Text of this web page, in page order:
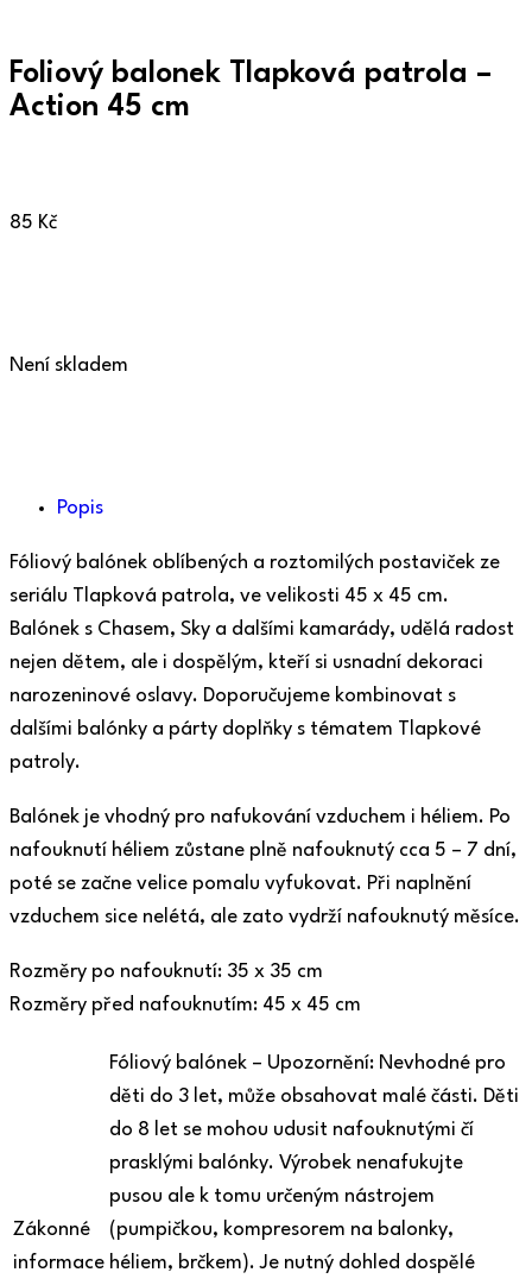
Foliový balonek Tlapková patrola –
Action 45 cm
85 Kč
Není skladem
Popis
Fóliový balónek oblíbených a roztomilých postaviček ze
seriálu Tlapková patrola, ve velikosti 45 x 45 cm.
Balónek s Chasem, Sky a dalšími kamarády, udělá radost
nejen dětem, ale i dospělým, kteří si usnadní dekoraci
narozeninové oslavy. Doporučujeme kombinovat s
dalšími balónky a párty doplňky s tématem Tlapkové
patroly.
Balónek je vhodný pro nafukování vzduchem i héliem. Po
nafouknutí héliem zůstane plně nafouknutý cca 5 – 7 dní,
poté se začne velice pomalu vyfukovat. Při naplnění
vzduchem sice nelétá, ale zato vydrží nafouknutý měsíce.
Rozměry po nafouknutí: 35 x 35 cm
Rozměry před nafouknutím: 45 x 45 cm
Zákonné
informace
Fóliový balónek – Upozornění: Nevhodné pro
děti do 3 let, může obsahovat malé části. Děti
do 8 let se mohou udusit nafouknutými čí
prasklými balónky. Výrobek nenafukujte
pusou ale k tomu určeným nástrojem
(pumpičkou, kompresorem na balonky,
héliem, brčkem). Je nutný dohled dospělé